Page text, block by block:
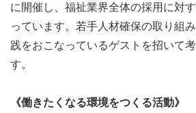
に開催し、福祉業界全体の採用に対
っています。若手人材確保の取り組
践をおこなっているゲストを招いて
す。
《働きたくなる環境をつくる活動》